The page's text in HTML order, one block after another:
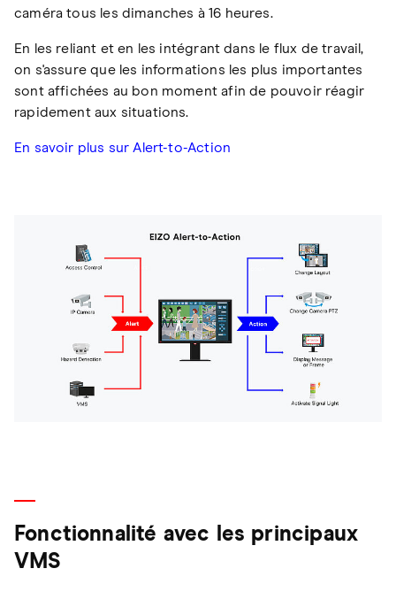
caméra tous les dimanches à 16 heures.
En les reliant et en les intégrant dans le flux de travail,
on s'assure que les informations les plus importantes
sont affichées au bon moment afin de pouvoir réagir
rapidement aux situations.
En savoir plus sur Alert-to-Action
Fonctionnalité avec les principaux
VMS